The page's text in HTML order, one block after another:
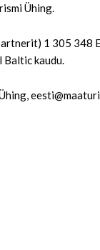
Ühing.
1 305 348
kaudu.